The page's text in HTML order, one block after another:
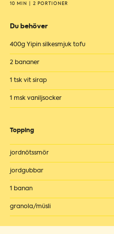
10 MIN 2 PORTIONER
Du behöver
400g Yipin silkesmjuk tofu
2 bananer
1 tsk vit sirap
1 msk vaniljsocker
Topping
jordnötssmör
jordgubbar
1 banan
granola/müsli